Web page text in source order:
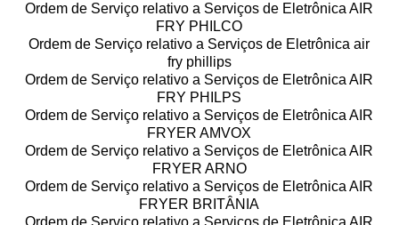
Ordem de Serviço relativo a Serviços de Eletrônica AIR
FRY PHILCO
Ordem de Serviço relativo a Serviços de Eletrônica air
fry phillips
Ordem de Serviço relativo a Serviços de Eletrônica AIR
FRY PHILPS
Ordem de Serviço relativo a Serviços de Eletrônica AIR
FRYER AMVOX
Ordem de Serviço relativo a Serviços de Eletrônica AIR
FRYER ARNO
Ordem de Serviço relativo a Serviços de Eletrônica AIR
FRYER BRITÂNIA